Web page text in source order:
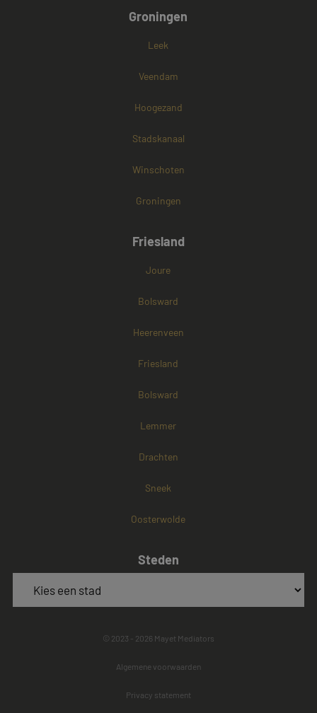
Groningen
Leek
Veendam
Hoogezand
Stadskanaal
Winschoten
Groningen
Friesland
Joure
Bolsward
Heerenveen
Friesland
Bolsward
Lemmer
Drachten
Sneek
Oosterwolde
Steden
© 2023 - 2026 Mayet Mediators
Algemene voorwaarden
Privacy statement